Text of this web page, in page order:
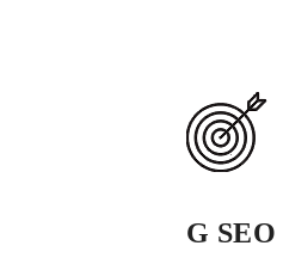
G SEO